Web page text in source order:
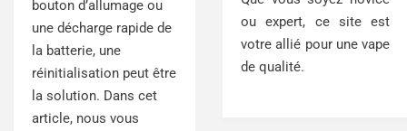
bouton d’allumage ou
une décharge rapide de
la batterie, une
réinitialisation peut être
la solution. Dans cet
article, nous vous
ou expert, ce site est
votre allié pour une vape
de qualité.